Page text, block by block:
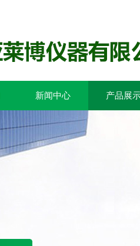
新闻中心 产品展